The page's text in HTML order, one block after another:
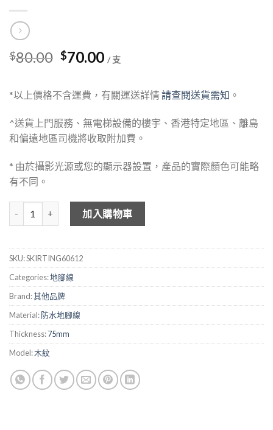
$80.00 Original
was:
$80.00.
$70.00Current
is:
$70.00.
/ 支
*以上價格不含運費，有關運送詳情請查閱送貨需知 。
^送貨上門服務、無電梯設備的樓宇、香港特定地區、離島
和偏遠地區司機將收取附加費。
* 由於攝影光源或您的顯示器設置，產品的實際顏色可能略
有不同。
通用防水地腳線 - 60612 數量
加入購物車
SKU:SKIRTING60612
Categories:地腳線
Brand:其他品牌
Material: 防水地腳線
Thickness:75mm
Model:木紋